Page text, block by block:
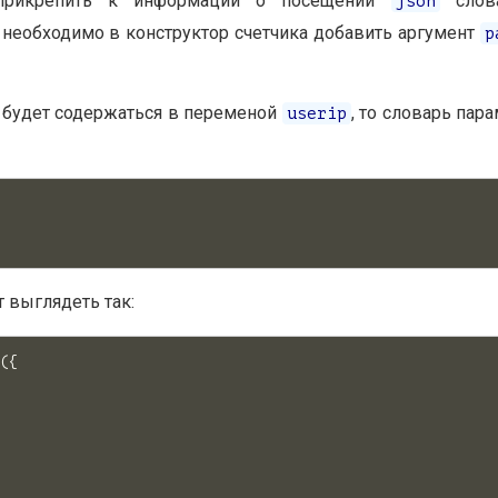
в конструктор счетчика добавить аргумент
содержаться в переменой userip , то словарь
выглядеть так:
({